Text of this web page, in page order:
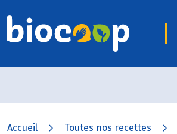
Accueil Toutes nos recettes